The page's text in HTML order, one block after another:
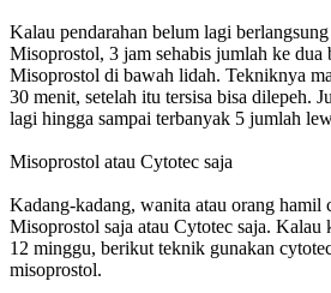
Kalau pendarahan belum lagi
Misoprostol, 3 jam sehabis jumlah ke dua
Misoprostol di bawah lidah. Tekniknya
30 menit, setelah itu tersisa bisa dilepeh.
lagi hingga sampai terbanyak 5 jumlah
Misoprostol atau Cytotec saja
Kadang-kadang, wanita atau orang hamil
Misoprostol saja atau Cytotec saja. Kalau
12 minggu, berikut teknik gunakan
misoprostol.